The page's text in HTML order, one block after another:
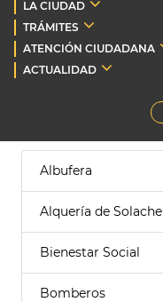
LA CIUDAD
TRÁMITES
ATENCIÓN CIUDADANA
ACTUALIDAD
Albufera
Alquería de Solache
Bienestar Social
Bomberos